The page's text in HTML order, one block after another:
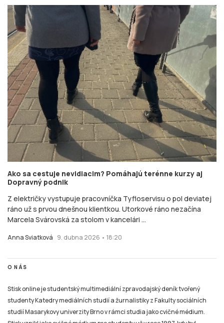
Ako sa cestuje nevidiacim? Pomáhajú terénne kurzy aj
Dopravný podnik
Z električky vystupuje pracovníčka Tyfloservisu o pol deviatej
ráno už s prvou dnešnou klientkou. Utorkové ráno nezačína
Marcela Svárovská za stolom v kancelári ...
Anna Sviatková 9. dubna 2026 • 18:20
O NÁS
Stisk online je studentský multimediální zpravodajský deník tvořený
studenty Katedry mediálních studií a žurnalistiky z Fakulty sociálních
studií Masarykovy univerzity Brno v rámci studia jako cvičné médium.